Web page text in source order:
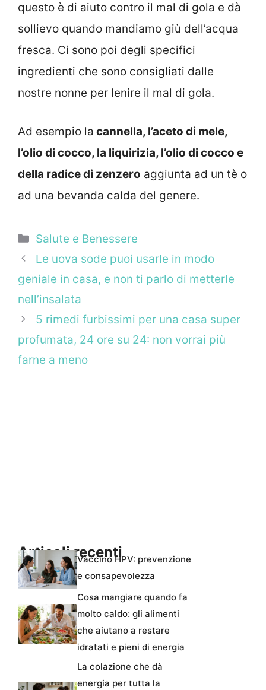
questo è di aiuto contro il mal di gola e dà
sollievo quando mandiamo giù dell’acqua
fresca. Ci sono poi degli specifici
ingredienti che sono consigliati dalle
nostre nonne per lenire il mal di gola.
Ad esempio la cannella, l’aceto di mele,
l’olio di cocco, la liquirizia, l’olio di cocco e
della radice di zenzero aggiunta ad un tè o
ad una bevanda calda del genere.
Categorie
Salute e Benessere
Le uova sode puoi usarle in modo
geniale in casa, e non ti parlo di metterle
nell’insalata
5 rimedi furbissimi per una casa super
profumata, 24 ore su 24: non vorrai più
farne a meno
Articoli recentiVaccino HPV: prevenzione
e consapevolezza
Cosa mangiare quando fa
molto caldo: gli alimenti
che aiutano a restare
idratati e pieni di energia
La colazione che dà
energia per tutta la